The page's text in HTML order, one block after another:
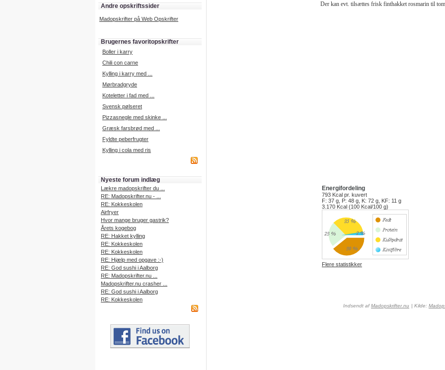
Andre opskriftssider
Madopskrifter på Web Opskrifter
Brugernes favoritopskrifter
Boller i karry
Chili con carne
Kylling i karry med ...
Mørbradgryde
Koteletter i fad med ...
Svensk pølseret
Pizzasnegle med skinke ...
Græsk farsbrød med ...
Fyldte peberfrugter
Kylling i cola med ris
Nyeste forum indlæg
Lækre madopskrifter du ...
RE: Madopskrifter.nu - ...
RE: Kokkeskolen
Airfryer
Hvor mange bruger gastrik?
Årets kogebog
RE: Hakket kylling
RE: Kokkeskolen
RE: Kokkeskolen
RE: Hjælp med opgave :-)
RE: God sushi i Aalborg
RE: Madopskrifter.nu ...
Madopskrifter.nu crasher ...
RE: God sushi i Aalborg
RE: Kokkeskolen
Der kan evt. tilsættes frisk finthakket rosmarin til
Energifordeling
793 Kcal pr. kuvert
F: 37 g, P: 48 g, K: 72 g, KF: 11 g
3.170 Kcal (100 Kcal/100 g)
Flere statistikker
Indsendt afMadopskrifter.nu | Kilde: